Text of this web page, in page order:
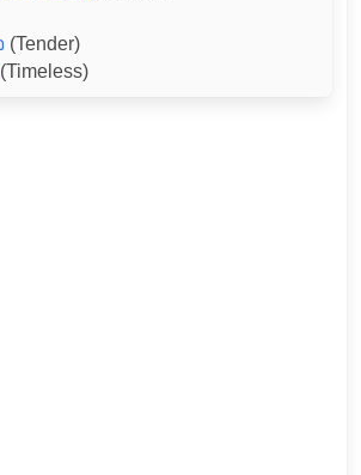
(Tender)
(Timeless)